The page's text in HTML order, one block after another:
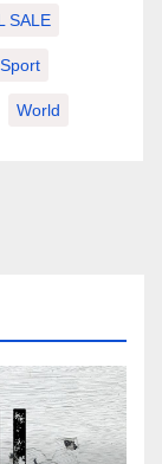
SALE
Sport
World